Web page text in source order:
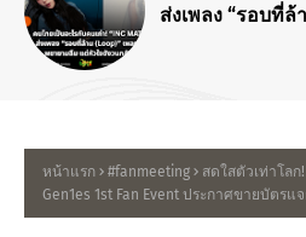
ส่งเพลง “รอบที่ล้
หน้าแรก #fanmeeting
สดใสตัวเท่าโล
Gen1es 1st Fan Event ประกาศขายบัตร